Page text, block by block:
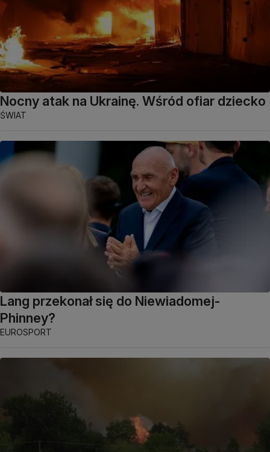
Nocny atak na Ukrainę. Wśród ofiar dziecko
ŚWIAT
Lang przekonał się do Niewiadomej-
Phinney?
EUROSPORT